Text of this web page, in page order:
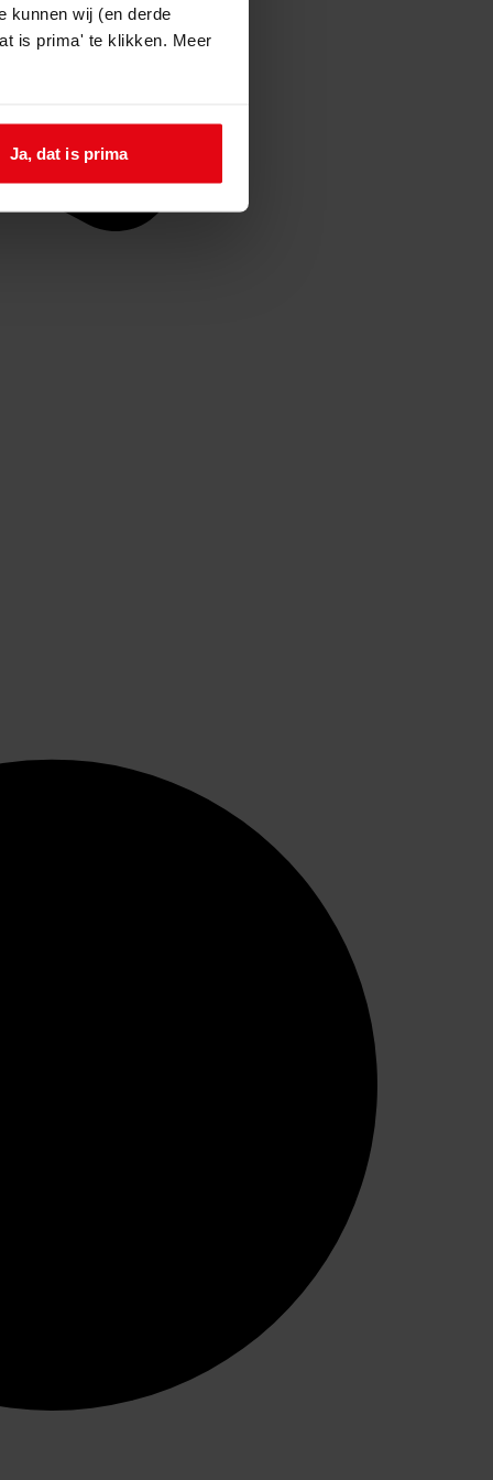
kunnen wij (en derde
is prima' te klikken. Meer
Ja, dat is prima